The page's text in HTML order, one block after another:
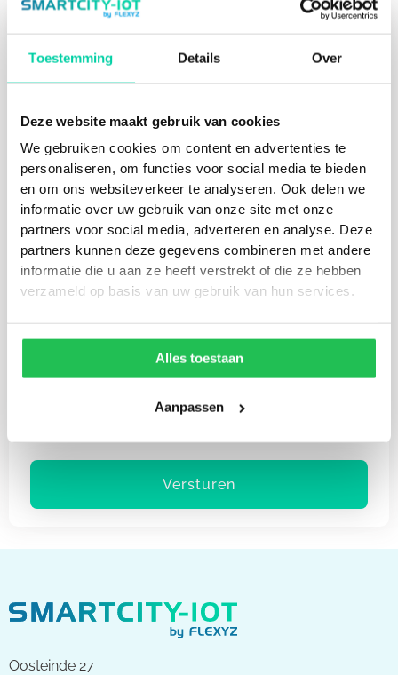
Toestemming Details Over
Deze website maakt gebruik van cookies
We gebruiken cookies om content en advertenties te
personaliseren, om functies voor social media te bieden
en om ons websiteverkeer te analyseren. Ook delen we
informatie over uw gebruik van onze site met onze
partners voor social media, adverteren en analyse. Deze
partners kunnen deze gegevens combineren met andere
informatie die u aan ze heeft verstrekt of die ze hebben
verzameld op basis van uw gebruik van hun services.
Alles toestaan
Aanpassen
Oosteinde 27